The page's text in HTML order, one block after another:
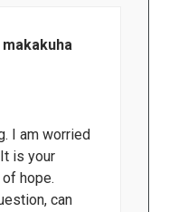
I am worried
is your
hope.
can